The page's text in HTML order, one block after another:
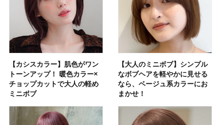
【カシスカラー】肌色がワン
トーンアップ！ 暖色カラー×
チョップカットで大人の軽め
ミニボブ
【大人のミニボブ】シンプル
なボブヘアを軽やかに見せる
なら、ベージュ系カラーにお
まかせ！